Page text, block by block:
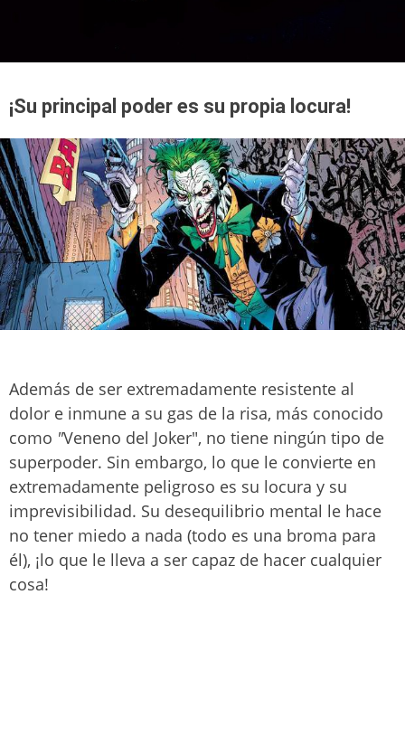
¡Su principal poder es su propia locura!
Además de ser extremadamente resistente al
dolor e inmune a su gas de la risa, más conocido
como "Veneno del Joker", no tiene ningún tipo de
superpoder. Sin embargo, lo que le convierte en
extremadamente peligroso es su locura y su
imprevisibilidad. Su desequilibrio mental le hace
no tener miedo a nada (todo es una broma para
él), ¡lo que le lleva a ser capaz de hacer cualquier
cosa!